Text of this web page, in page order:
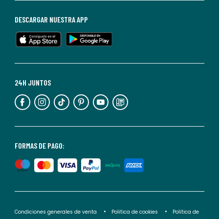
de
en
cualquier
Para
información,
puedes
nuestra
de
privacidad</2>.
FORMAS DE PAGO:
24H JUNTOS
DESCARGAR NUESTRA APP
Condiciones generales de venta Politica de cookies
Politica de